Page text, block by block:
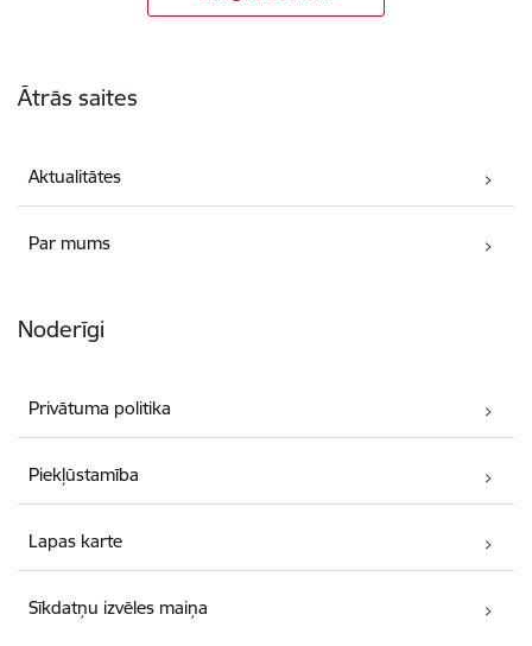
Ātrās saites
Aktualitātes
Par mums
Noderīgi
Privātuma politika
Piekļūstamība
Lapas karte
Sīkdatņu izvēles maiņa